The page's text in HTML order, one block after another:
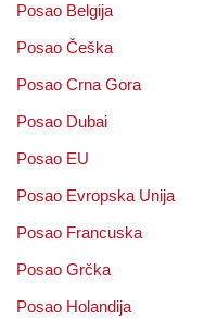
Posao Belgija
Posao Češka
Posao Crna Gora
Posao Dubai
Posao EU
Posao Evropska Unija
Posao Francuska
Posao Grčka
Posao Holandija